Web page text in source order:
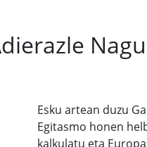
Esku artean duzu
Egitasmo honen
kalkulatu eta